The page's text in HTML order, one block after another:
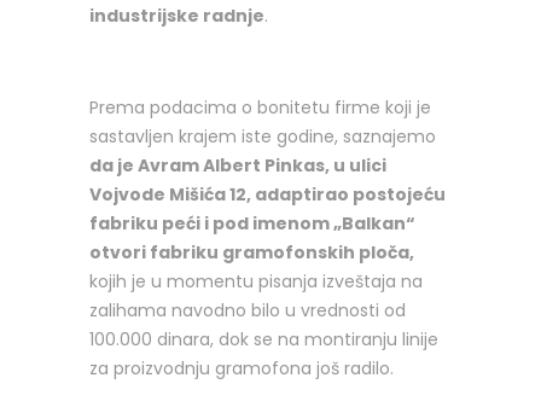
industrijske radnje.
Prema podacima o bonitetu firme koji je
sastavljen krajem iste godine, saznajemo
da je Avram Albert Pinkas, u ulici
Vojvode Mišića 12, adaptirao postojeću
fabriku peći i pod imenom „Balkan“
otvori fabriku gramofonskih ploča,
kojih je u momentu pisanja izveštaja na
zalihama navodno bilo u vrednosti od
100.000 dinara, dok se na montiranju linije
za proizvodnju gramofona još radilo.